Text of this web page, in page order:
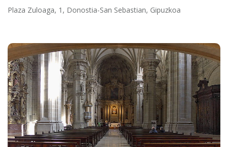
Plaza Zuloaga, 1, Donostia-San Sebastian, Gipuzkoa